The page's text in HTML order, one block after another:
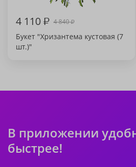
4 110₽ 4 840₽
Букет "Хризантема кустовая (7
шт.)"
В приложении
быстрее!